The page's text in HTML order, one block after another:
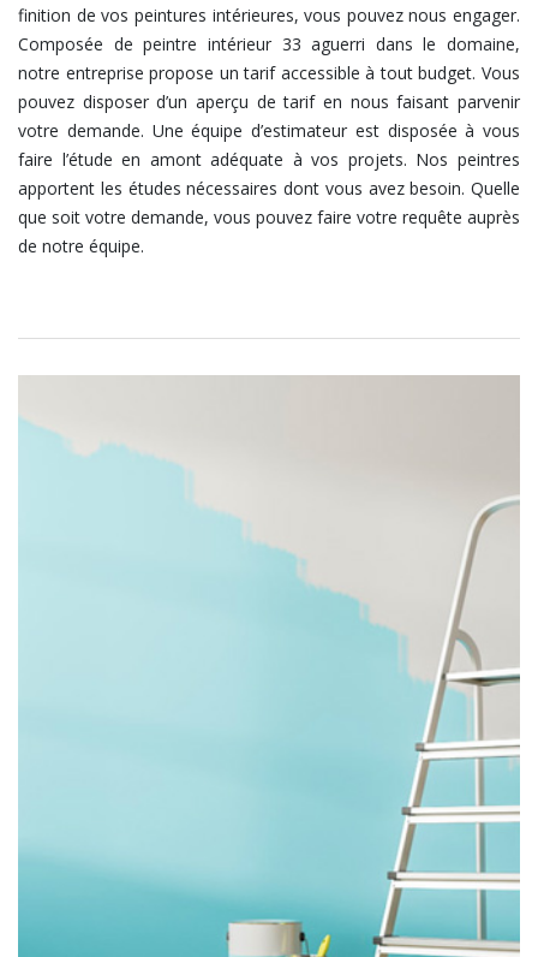
finition de vos peintures intérieures, vous pouvez nous engager.
Composée de peintre intérieur 33 aguerri dans le domaine,
notre entreprise propose un tarif accessible à tout budget. Vous
pouvez disposer d’un aperçu de tarif en nous faisant parvenir
votre demande. Une équipe d’estimateur est disposée à vous
faire l’étude en amont adéquate à vos projets. Nos peintres
apportent les études nécessaires dont vous avez besoin. Quelle
que soit votre demande, vous pouvez faire votre requête auprès
de notre équipe.